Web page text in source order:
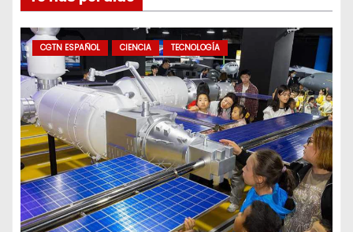
CGTN ESPAÑOL CIENCIA TECNOLOGÍA